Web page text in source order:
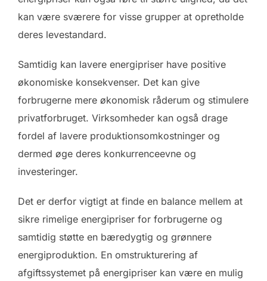
kan være sværere for visse grupper at opretholde
deres levestandard.
Samtidig kan lavere energipriser have positive
økonomiske konsekvenser. Det kan give
forbrugerne mere økonomisk råderum og stimulere
privatforbruget. Virksomheder kan også drage
fordel af lavere produktionsomkostninger og
dermed øge deres konkurrenceevne og
investeringer.
Det er derfor vigtigt at finde en balance mellem at
sikre rimelige energipriser for forbrugerne og
samtidig støtte en bæredygtig og grønnere
energiproduktion. En omstrukturering af
afgiftssystemet på energipriser kan være en mulig